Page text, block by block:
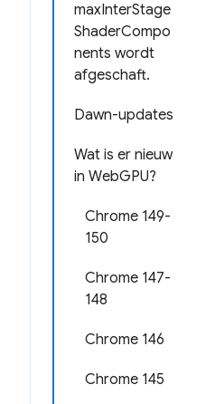
maxInterStage
ShaderCompo
nents wordt
afgeschaft.
Dawn-updates
Wat is er nieuw
in WebGPU?
Chrome 149-
150
Chrome 147-
148
Chrome 146
Chrome 145